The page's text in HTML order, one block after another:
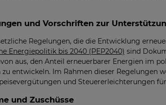
und Vorschriften zur
Regelungen, die die Entwicklung
Energiepolitik bis 2040 (PEP2040) sind
aus, den Anteil erneuerbarer Energien im
entwickeln. Im Rahmen dieser Regelungen
und Steuererleichterungen
und Zuschüsse